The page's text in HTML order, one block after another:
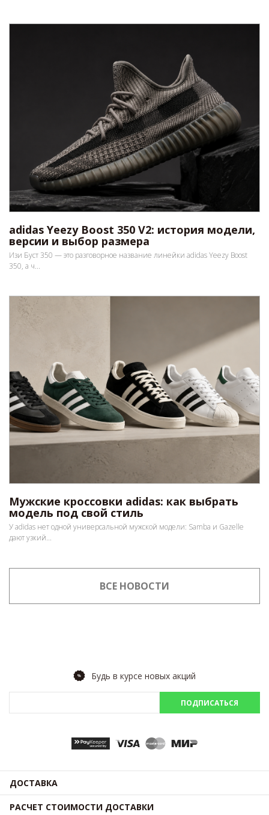
adidas Yeezy Boost 350 V2: история модели,
версии и выбор размера
Изи Буст 350 — это разговорное название линейки adidas Yeezy Boost
350, а ч...
Мужские кроссовки adidas: как выбрать
модель под свой стиль
У adidas нет одной универсальной мужской модели: Samba и Gazelle
дают узкий...
ВСЕ НОВОСТИ
Будь в курсе новых акций
ПОДПИСАТЬСЯ
ДОСТАВКА
РАСЧЕТ СТОИМОСТИ ДОСТАВКИ